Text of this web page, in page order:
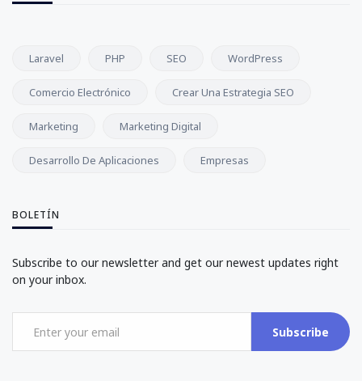
Laravel PHP SEO WordPress
Comercio Electrónico Crear Una Estrategia SEO
Marketing Marketing Digital
Desarrollo De Aplicaciones Empresas
BOLETÍN
Subscribe to our newsletter and get our newest updates right
on your inbox.
Subscribe